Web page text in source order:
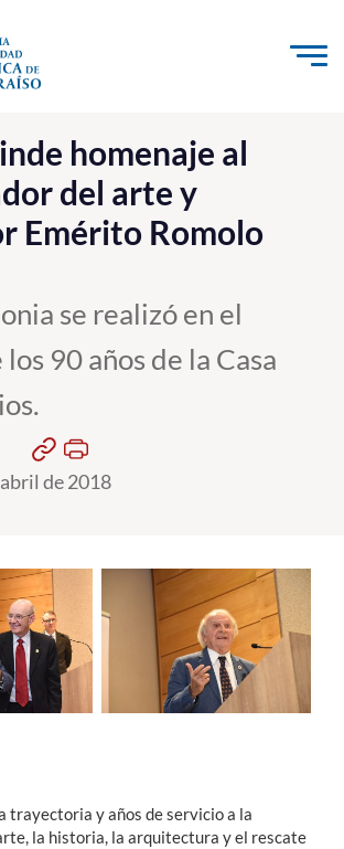
al contenido
e Innovación
Medio
homenaje al
del arte y
Emérito Romolo
se realizó en el
90 años de la Casa
de 2018
trayectoria y años de servicio a la
la historia, la arquitectura y el rescate